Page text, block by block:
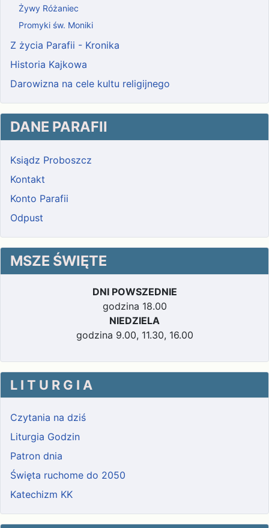
Żywy Różaniec
Promyki św. Moniki
Z życia Parafii - Kronika
Historia Kajkowa
Darowizna na cele kultu religijnego
DANE PARAFII
Ksiądz Proboszcz
Kontakt
Konto Parafii
Odpust
MSZE ŚWIĘTE
DNI POWSZEDNIE
godzina 18.00
NIEDZIELA
godzina 9.00, 11.30, 16.00
L I T U R G I A
Czytania na dziś
Liturgia Godzin
Patron dnia
Święta ruchome do 2050
Katechizm KK